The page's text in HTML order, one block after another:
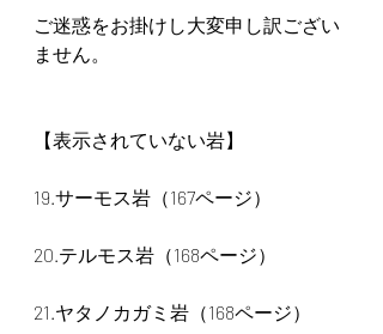
ご迷惑をお掛けし大変申し訳ござい
ません。
【表示されていない岩】
19.サーモス岩（167ページ）
20.テルモス岩（168ページ）
21.ヤタノカガミ岩（168ページ）